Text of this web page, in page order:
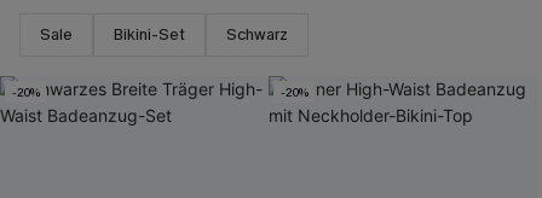
Sale Bikini-Set Schwarz
-20% -20%